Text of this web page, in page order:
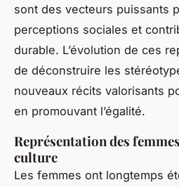
sont des vecteurs puissants
perceptions sociales et
durable. L’évolution de ces
de déconstruire les
nouveaux récits valorisants
en promouvant l’égalité.
Représentation des
culture
Les femmes ont longtemps